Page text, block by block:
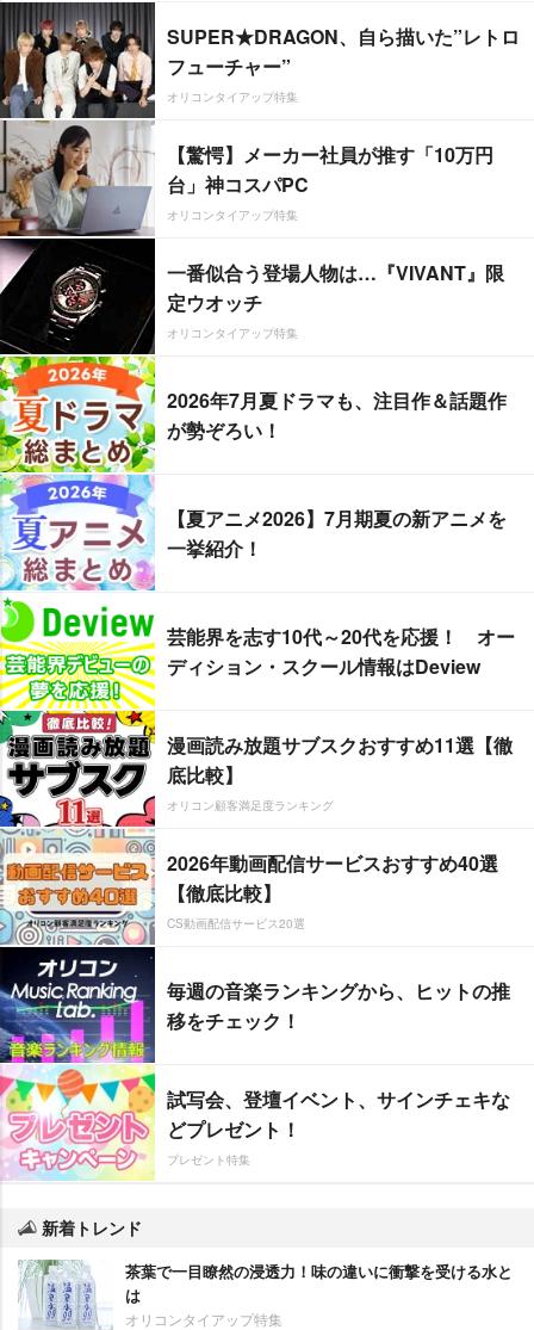
SUPER★DRAGON、自ら描いた”レトロ
フューチャー”
オリコンタイアップ特集
【驚愕】メーカー社員が推す「10万円
台」神コスパPC
オリコンタイアップ特集
一番似合う登場人物は…『VIVANT』限
定ウオッチ
オリコンタイアップ特集
2026年7月夏ドラマも、注目作＆話題作
が勢ぞろい！
【夏アニメ2026】7月期夏の新アニメを
一挙紹介！
芸能界を志す10代～20代を応援！ オー
ディション・スクール情報はDeview
漫画読み放題サブスクおすすめ11選【徹
底比較】
オリコン顧客満足度ランキング
2026年動画配信サービスおすすめ40選
【徹底比較】
CS動画配信サービス20選
毎週の音楽ランキングから、ヒットの推
移をチェック！
試写会、登壇イベント、サインチェキな
どプレゼント！
プレゼント特集
新着トレンド
茶葉で一目瞭然の浸透力！味の違いに衝撃を受ける水と
は
オリコンタイアップ特集